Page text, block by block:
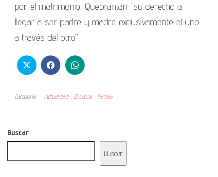
por el matrimonio. Quebrantan “su derecho a
llegar a ser padre y madre exclusivamente el uno
a través del otro”.
Categoría Actualidad Bioética Familia
Buscar
Buscar